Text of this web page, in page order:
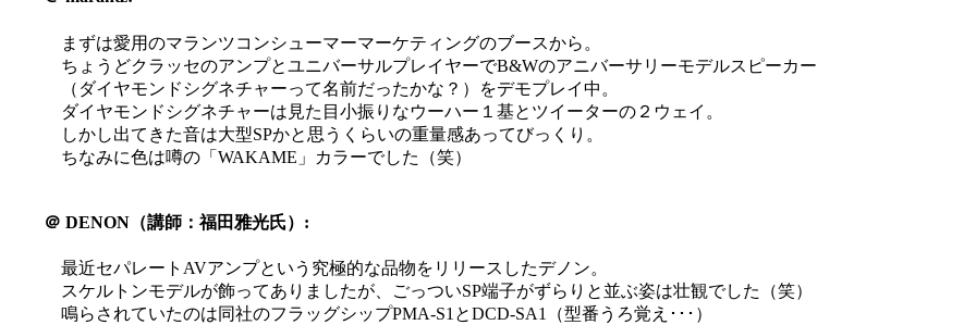
まずは愛用のマランツコンシューマーマーケティングのブースから。
ちょうどクラッセのアンプとユニバーサルプレイヤーでB&Wのアニバーサリーモデルスピーカー
（ダイヤモンドシグネチャーって名前だったかな？）をデモプレイ中。
ダイヤモンドシグネチャーは見た目小振りなウーハー１基とツイーターの２ウェイ。
しかし出てきた音は大型SPかと思うくらいの重量感あってびっくり。
ちなみに色は噂の「WAKAME」カラーでした（笑）
＠ DENON（講師：福田雅光氏）:
最近セパレートAVアンプという究極的な品物をリリースしたデノン。
スケルトンモデルが飾ってありましたが、ごっついSP端子がずらりと並ぶ姿は壮観でした（笑）
鳴らされていたのは同社のフラッグシップPMA-S1とDCD-SA1（型番うろ覚え･･･）